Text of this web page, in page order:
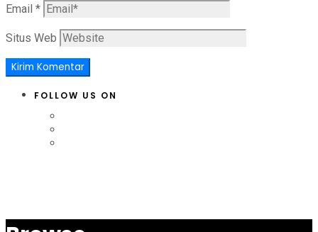
Email *
Situs Web
FOLLOW US ON